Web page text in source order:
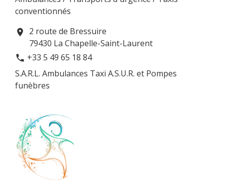
conventionnés
location_on
2 route de Bressuire
79430 La Chapelle-Saint-Laurent
phone +33 5 49 65 18 84
S.A.R.L. Ambulances Taxi A.S.U.R. et Pompes
funèbres